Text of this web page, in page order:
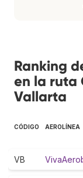
Ranking
en la ruta
Vallarta
CÓDIGO AEROLÍNEA
VB